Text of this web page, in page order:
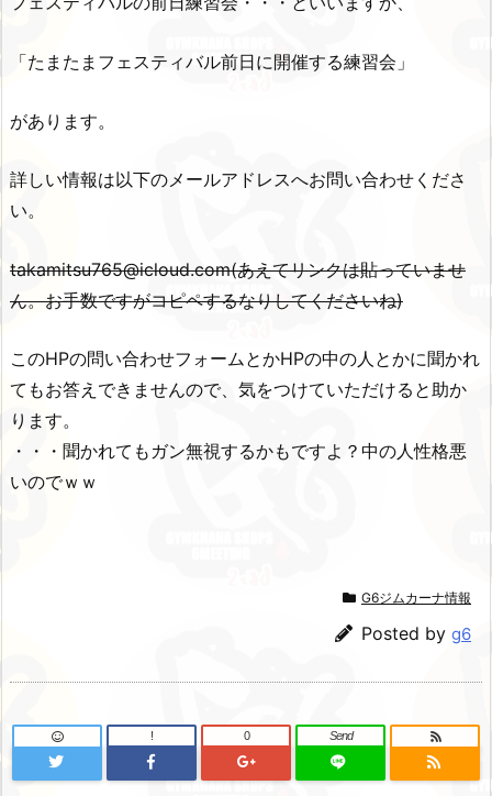
「たまたまフェスティバル前日に開催する練習会」
があります。
詳しい情報は以下のメールアドレスへお問い合わせくださ
い。
takamitsu765@icloud.com(あえてリンクは貼っていませ
ん。お手数ですがコピペするなりしてくださいね)
このHPの問い合わせフォームとかHPの中の人とかに聞かれ
てもお答えできませんので、気をつけていただけると助か
ります。
・・・聞かれてもガン無視するかもですよ？中の人性格悪
いのでｗｗ
G6ジムカーナ情報
Posted by g6
! 0 Send